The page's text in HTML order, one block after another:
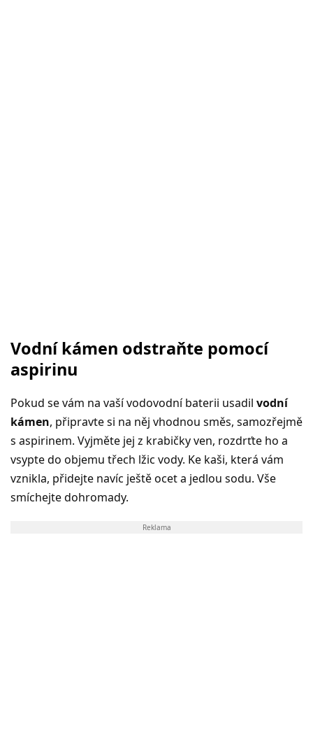
Vodní kámen odstraňte pomocí
aspirinu
Pokud se vám na vaší vodovodní baterii usadil vodní
kámen, připravte si na něj vhodnou směs, samozřejmě
s aspirinem. Vyjměte jej z krabičky ven, rozdrťte ho a
vsypte do objemu třech lžic vody. Ke kaši, která vám
vznikla, přidejte navíc ještě ocet a jedlou sodu. Vše
smíchejte dohromady.
Reklama